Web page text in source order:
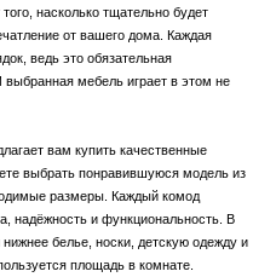
насколько тщательно будет
от вашего дома. Каждая
ведь это обязательная
мебель играет в этом не
вам купить качественные
выбрать понравившуюся модель из
размеры. Каждый комод
надёжность и функциональность. В
белье, носки, детскую одежду и
площадь в комнате.